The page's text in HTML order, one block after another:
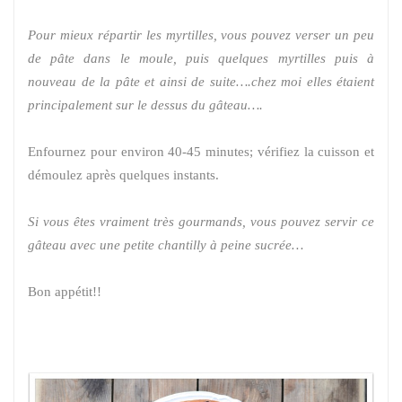
Pour mieux répartir les myrtilles, vous pouvez verser un peu
de pâte dans le moule, puis quelques myrtilles puis à
nouveau de la pâte et ainsi de suite….chez moi elles étaient
principalement sur le dessus du gâteau….
Enfournez pour environ 40-45 minutes; vérifiez la cuisson et
démoulez après quelques instants.
Si vous êtes vraiment très gourmands, vous pouvez servir ce
gâteau avec une petite chantilly à peine sucrée…
Bon appétit!!